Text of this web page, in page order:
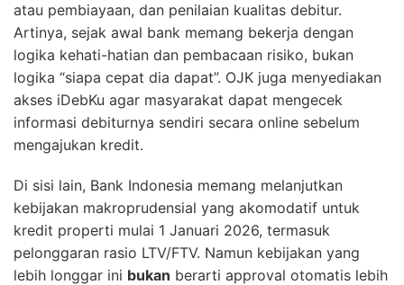
atau pembiayaan, dan penilaian kualitas debitur.
Artinya, sejak awal bank memang bekerja dengan
logika kehati-hatian dan pembacaan risiko, bukan
logika “siapa cepat dia dapat”. OJK juga menyediakan
akses iDebKu agar masyarakat dapat mengecek
informasi debiturnya sendiri secara online sebelum
mengajukan kredit.
Di sisi lain, Bank Indonesia memang melanjutkan
kebijakan makroprudensial yang akomodatif untuk
kredit properti mulai 1 Januari 2026, termasuk
pelonggaran rasio LTV/FTV. Namun kebijakan yang
lebih longgar ini bukan berarti approval otomatis lebih